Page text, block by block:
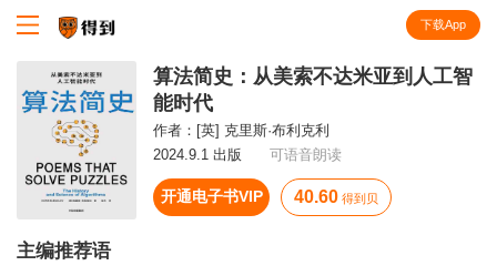
下载App
算法简史：从美索不达米亚到人工智
能时代
作者： [英] 克里斯·布利克利
2024.9.1 出版
可语音朗读
开通电子书VIP 40.60 得到贝
主编推荐语